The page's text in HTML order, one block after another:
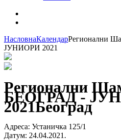
НасловнаКалендарРегионални
ЈУНИОРИ 2021
Регионални
БЕОГРАД -
2021Београд
Адреса: Устаничка 125/1
Датум: 24.04.2021.